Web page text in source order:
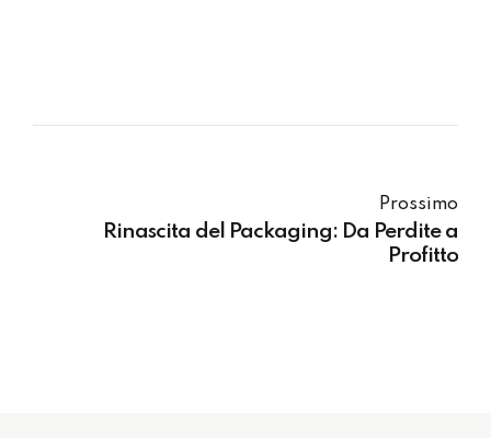
Prossimo
Rinascita del Packaging: Da Perdite a
Profitto